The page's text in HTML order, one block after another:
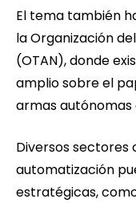
El tema también
la Organización
(OTAN), donde
amplio sobre el
armas autónomas
Diversos sectores
automatización
estratégicas,